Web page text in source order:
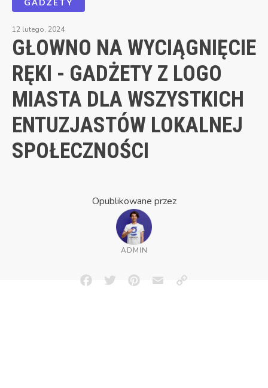
12 lutego, 2024
GŁOWNO NA WYCIĄGNIĘCIE
RĘKI - GADŻETY Z LOGO
MIASTA DLA WSZYSTKICH
ENTUZJASTÓW LOKALNEJ
SPOŁECZNOŚCI
Opublikowane przez
ADMIN
FacebookTwitterPinterestEmailCopy